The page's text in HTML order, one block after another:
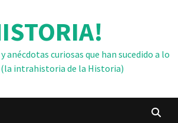
anécdotas curiosas que han sucedido a lo
intrahistoria de la Historia)